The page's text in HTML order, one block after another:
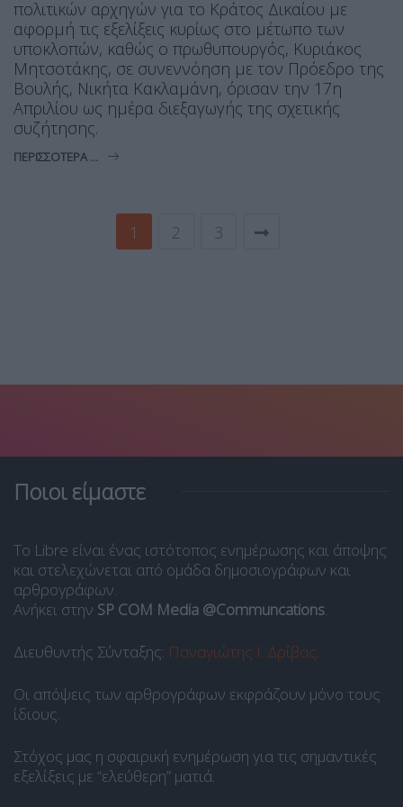
πολιτικών αρχηγών για το Κράτος Δικαίου με
αφορμή τις εξελίξεις κυρίως στο μέτωπο των
υποκλοπών, καθώς ο πρωθυπουργός, Κυριάκος
Μητσοτάκης, σε συνεννόηση με τον Πρόεδρο της
Βουλής, Νικήτα Κακλαμάνη, όρισαν την 17η
Απριλίου ως ημέρα διεξαγωγής της σχετικής
συζήτησης.
ΠΕΡΙΣΣΌΤΕΡΑ ...
1 2 3
Ποιοι είμαστε
Το Libre είναι ένας ιστότοπος ενημέρωσης και άποψης
και στελεχώνεται από ομάδα δημοσιογράφων και
αρθρογράφων.
Ανήκει στην SP COM Media @Communcations.
Διευθυντής Σύνταξης: Παναγιώτης Ι. Δρίβας.
Οι απόψεις των αρθρογράφων εκφράζουν μόνο τους
ίδιους.
Στόχος μας η σφαιρική ενημέρωση για τις σημαντικές
εξελίξεις με “ελεύθερη” ματιά.